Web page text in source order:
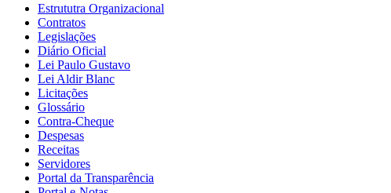
Estrututra Organizacional
Contratos
Legislações
Diário Oficial
Lei Paulo Gustavo
Lei Aldir Blanc
Licitações
Glossário
Contra-Cheque
Despesas
Receitas
Servidores
Portal da Transparência